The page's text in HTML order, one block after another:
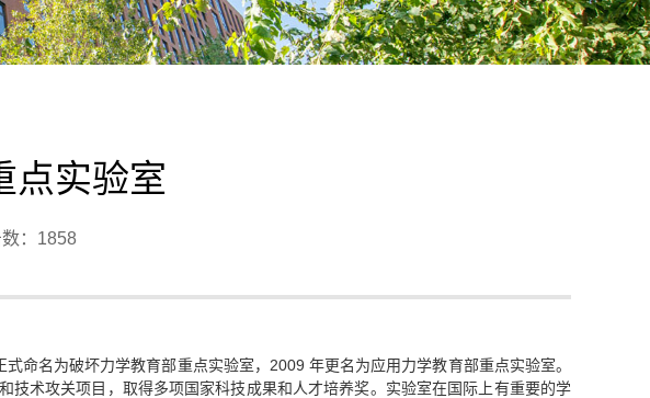
点实验室
： 1858
命名为破坏力学教育部重点实验室，2009 年更名为应用力学教育部重点实验室。
术攻关项目，取得多项国家科技成果和人才培养奖。实验室在国际上有重要的学